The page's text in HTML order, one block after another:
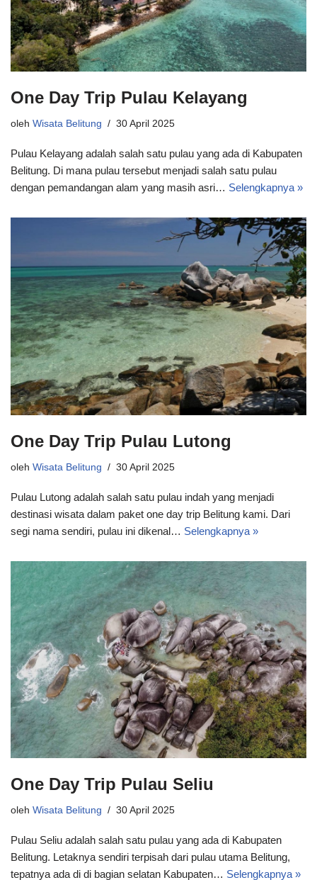
One Day Trip Pulau Kelayang
oleh Wisata Belitung 30 April 2025
Pulau Kelayang adalah salah satu pulau yang ada di Kabupaten
Belitung. Di mana pulau tersebut menjadi salah satu pulau
dengan pemandangan alam yang masih asri… Selengkapnya »
One Day Trip Pulau Lutong
oleh Wisata Belitung 30 April 2025
Pulau Lutong adalah salah satu pulau indah yang menjadi
destinasi wisata dalam paket one day trip Belitung kami. Dari
segi nama sendiri, pulau ini dikenal… Selengkapnya »
One Day Trip Pulau Seliu
oleh Wisata Belitung 30 April 2025
Pulau Seliu adalah salah satu pulau yang ada di Kabupaten
Belitung. Letaknya sendiri terpisah dari pulau utama Belitung,
tepatnya ada di di bagian selatan Kabupaten… Selengkapnya »